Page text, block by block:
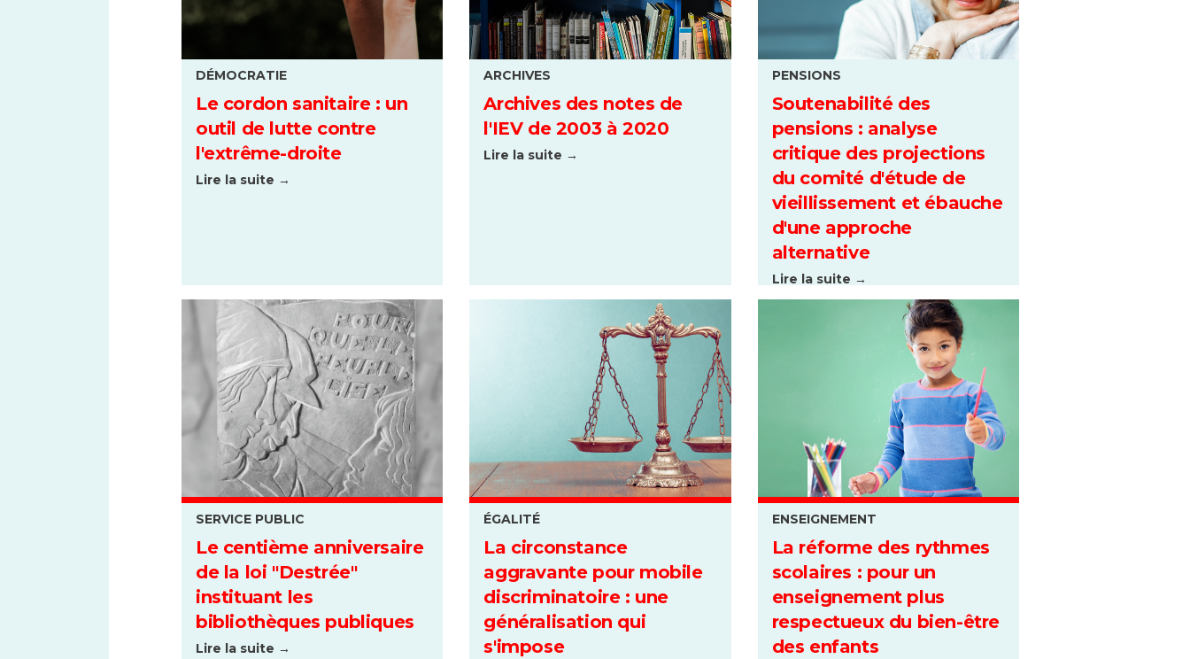
DÉMOCRATIE
Le cordon sanitaire : un
outil de lutte contre
l'extrême-droite
Lire la suite →
ARCHIVES
Archives des notes de
l'IEV de 2003 à 2020
Lire la suite →
PENSIONS
Soutenabilité des
pensions : analyse
critique des projections
du comité d'étude de
vieillissement et ébauche
d'une approche
alternative
Lire la suite →
SERVICE PUBLIC
Le centième anniversaire
de la loi "Destrée"
instituant les
bibliothèques publiques
Lire la suite →
ÉGALITÉ
La circonstance
aggravante pour mobile
discriminatoire : une
généralisation qui
s'impose
ENSEIGNEMENT
La réforme des rythmes
scolaires : pour un
enseignement plus
respectueux du bien-être
des enfants